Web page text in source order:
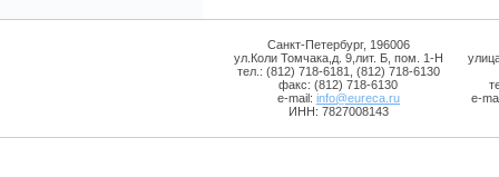
Санкт-Петербург, 196006
ул.Коли Томчака,д. 9,лит. Б, пом. 1-Н
тел.: (812) 718-6181, (812) 718-6130
факс: (812) 718-6130
e-mail: info@eureca.ru
ИНН: 7827008143
e-